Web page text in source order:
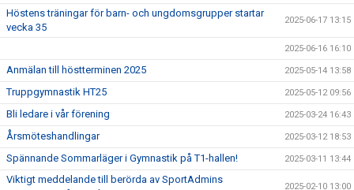
Höstens träningar för barn- och ungdomsgrupper startar
vecka 35
2025-06-17 13:15
2025-06-16 16:10
Anmälan till höstterminen 2025 2025-05-14 13:58
Truppgymnastik HT25 2025-05-12 09:56
Bli ledare i vår förening 2025-03-24 16:43
Årsmöteshandlingar 2025-03-12 18:53
Spännande Sommarläger i Gymnastik på T1-hallen! 2025-03-11 13:44
Viktigt meddelande till berörda av SportAdmins
2025-02-10 13:00